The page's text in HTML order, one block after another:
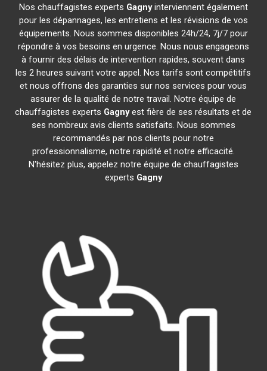
Nos chauffagistes experts Gagnyinterviennent également
pour les dépannages, les entretiens et les révisions de vos
équipements. Nous sommes disponibles 24h/24, 7j/7 pour
répondre à vos besoins en urgence. Nous nous engageons
à fournir des délais de intervention rapides, souvent dans
les 2 heures suivant votre appel. Nos tarifs sont compétitifs
et nous offrons des garanties sur nos services pour vous
assurer de la qualité de notre travail. Notre équipe de
chauffagistes experts Gagnyest fière de ses résultats et de
ses nombreux avis clients satisfaits. Nous sommes
recommandés par nos clients pour notre
professionnalisme, notre rapidité et notre efficacité.
N'hésitez plus, appelez notre équipe de chauffagistes
experts Gagny